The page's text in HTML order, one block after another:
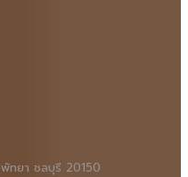
ทยา ชลบุรี 20150